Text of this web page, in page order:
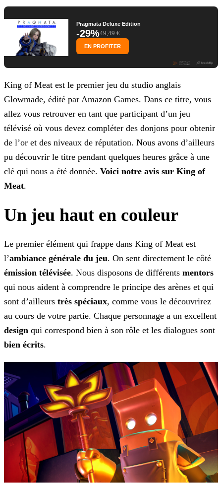
Pragmata Deluxe Edition
-29%49,49 €
EN PROFITER
King of Meat est le premier jeu du studio anglais
Glowmade, édité par Amazon Games. Dans ce titre, vous
allez vous retrouver en tant que participant d’un jeu
télévisé où vous devez compléter des donjons pour obtenir
de l’or et des niveaux de réputation. Nous avons d’ailleurs
pu découvrir le titre pendant quelques heures grâce à une
clé qui nous a été donnée. Voici notre avis sur King of
Meat.
Un jeu haut en couleur
Le premier élément qui frappe dans King of Meat est
l’ambiance générale du jeu. On sent directement le côté
émission télévisée. Nous disposons de différents mentors
qui nous aident à comprendre le principe des arènes et qui
sont d’ailleurs très spéciaux, comme vous le découvrirez
au cours de votre partie. Chaque personnage a un excellent
design qui correspond bien à son rôle et les dialogues sont
bien écrits.